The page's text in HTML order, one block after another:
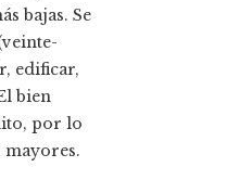
bajas. Se
edificar,
bien
por lo
mayores.